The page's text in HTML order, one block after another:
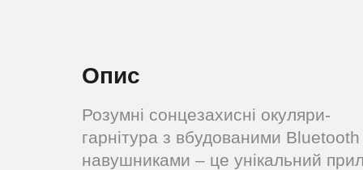
Опис
Розумні сонцезахисні окуляри-
гарнітура з вбудованими Bluetooth
навушниками – це унікальний